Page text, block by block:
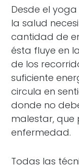
Desde el
la salud
cantidad de
ésta fluye en
de los
suficiente
circula en
donde no
malestar, que
enfermedad.
Todas las